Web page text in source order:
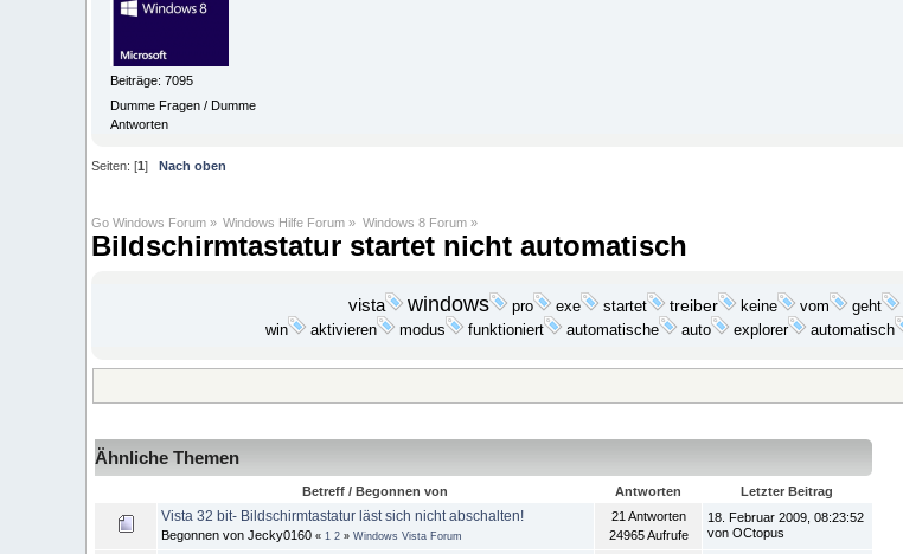
Beiträge: 7095
Dumme Fragen / Dumme
Antworten
Seiten: [1] Nach oben
Go Windows Forum » Windows Hilfe Forum » Windows 8 Forum»
Bildschirmtastatur startet nicht automatisch
vista windows pro exe startet treiber keine vom geht
win
aktivieren modus funktioniert automatische auto explorer automatisch
Ähnliche Themen
Betreff / Begonnen von Antworten Letzter Beitrag
Vista 32 bit- Bildschirmtastatur läst sich nicht abschalten!
Begonnen von Jecky0160 « 1 2 » Windows Vista Forum
21 Antworten
24965 Aufrufe
18. Februar 2009, 08:23:52
von OCtopus